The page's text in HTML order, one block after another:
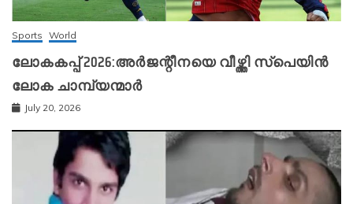
Sports World
ലോകകപ്പ് 2026:അർജന്റീനയെ വീഴ്ത്തി സ്‌പെയിൻ
ലോക ചാമ്പ്യന്മാർ
July 20, 2026